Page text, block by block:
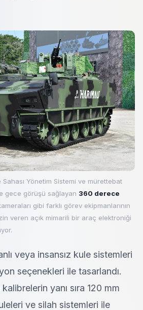
Sahası Yönetim Sistemi ve mürettebat
gece görüşü sağlayan 360 derece
gibi farklı görev ekipmanlarının
veren açık mimarili bir araç elektroniği
veya insansız kule sistemleri
seçenekleri ile tasarlandı.
yanı sıra 120 mm
ve silah sistemleri ile